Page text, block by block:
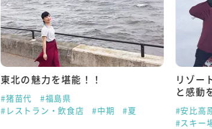
東北の魅力を堪能！！
#猪苗代
#福島県
#レストラン・飲食店
#中期 #夏
リゾー
と感動
#安比高
#スキー